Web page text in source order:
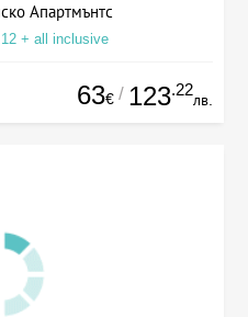
Апартмънтс
+ all inclusive
63€ / 123.22
лв.